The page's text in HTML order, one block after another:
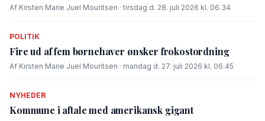
Af Kirsten Marie Juel Mouritsen · tirsdag d. 28. juli 2026 kl. 06.34
POLITIK
Fire ud af fem børnehaver ønsker frokostordning
Af Kirsten Marie Juel Mouritsen · mandag d. 27. juli 2026 kl. 06.45
NYHEDER
Kommune i aftale med amerikansk gigant